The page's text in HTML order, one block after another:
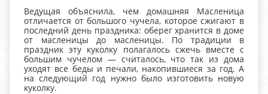
Ведущая объяснила, чем домашняя Масленица
отличается от большого чучела, которое сжигают в
последний день праздника: оберег хранится в доме
от масленицы до масленицы. По традиции в
праздник эту куколку полагалось сжечь вместе с
большим чучелом — считалось, что так из дома
уходят все беды и печали, накопившиеся за год. А
на следующий год нужно было изготовить новую
куколку.